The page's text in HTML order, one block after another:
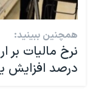
همچنین ببینید:
درصد افزایش